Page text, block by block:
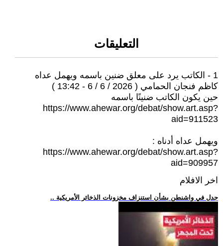
التعليقات
1 - الكاتب يرد على معلق ضنين باسمه ويهمل عداه
كاظم فنجان الحمامي ( 2026 / 6 / 6 - 13:42 )
حين يكون الكاتب ضنينًا باسمه
https://www.ahewar.org/debat/show.art.asp?
aid=911523
ويهمل عداه أدناه :
https://www.ahewar.org/debat/show.art.asp?
aid=909957
اخر الافلام
.. جدل في واشنطن بشأن استنزاف مخزونات الذخائر الأمريكية